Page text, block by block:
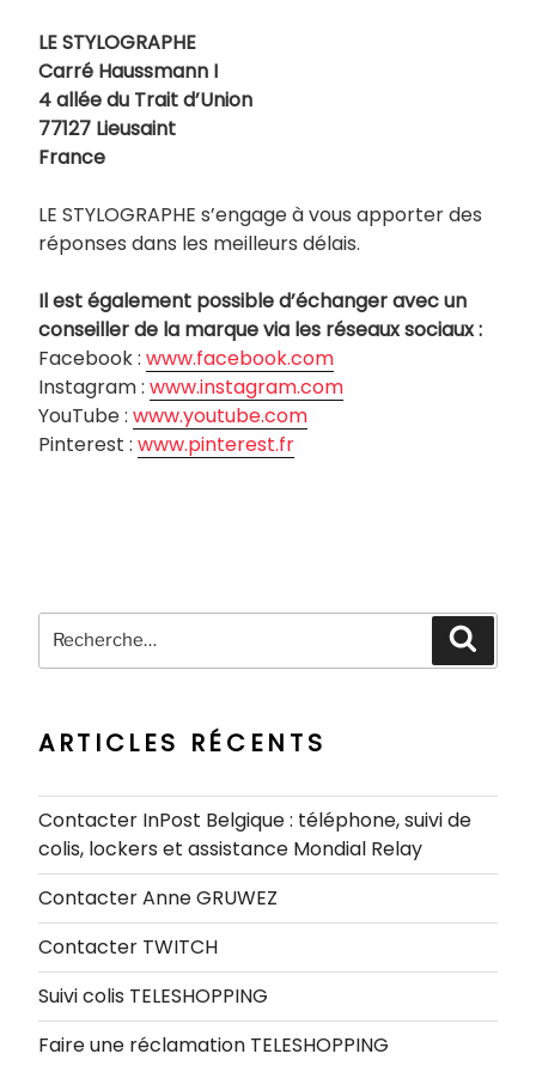
LE STYLOGRAPHE
Carré Haussmann I
4 allée du Trait d’Union
77127 Lieusaint
France
LE STYLOGRAPHE s’engage à vous apporter des
réponses dans les meilleurs délais.
Il est également possible d’échanger avec un
conseiller de la marque via les réseaux sociaux :
Facebook : www.facebook.com
Instagram : www.instagram.com
YouTube : www.youtube.com
Pinterest : www.pinterest.fr
Recherche
pour
ARTICLES RÉCENTS
Contacter InPost Belgique : téléphone, suivi de
colis, lockers et assistance Mondial Relay
Contacter Anne GRUWEZ
Contacter TWITCH
Suivi colis TELESHOPPING
Faire une réclamation TELESHOPPING